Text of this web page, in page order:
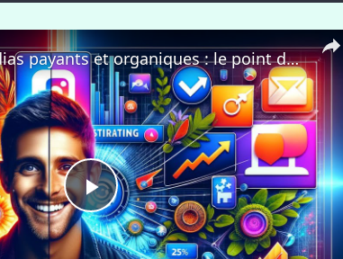
P
Maîtriser les médias payants et organiques : le point de vue d'un magnat du numérique